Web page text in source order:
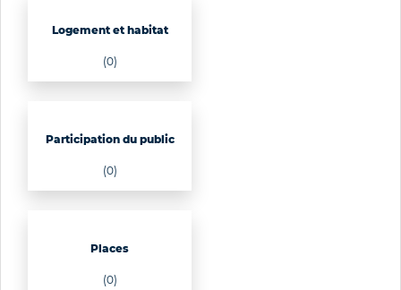
Logement et habitat
(0)
Participation du public
(0)
Places
(0)